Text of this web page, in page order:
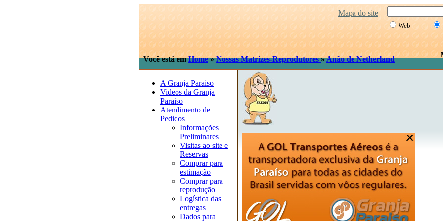
Mapa do site
Web
Você está emHome»Nossas Matrizes-Reprodutores»Anão de Netherland
A Granja Paraiso
Videos da Granja
Paraiso
Atendimento de
Pedidos
Informações
Preliminares
Visitas ao site e
Reservas
Comprar para
estimação
Comprar para
reprodução
Logística das
entregas
Dados para